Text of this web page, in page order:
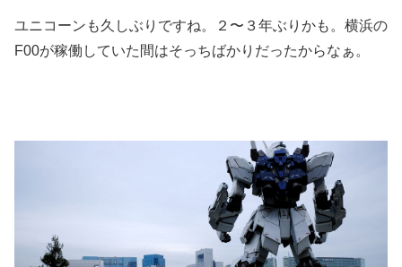
ユニコーンも久しぶりですね。２〜３年ぶりかも。横浜の
F00が稼働していた間はそっちばかりだったからなぁ。